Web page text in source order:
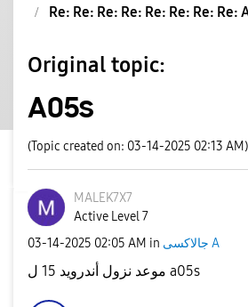
Re: Re: Re: Re: Re: Re: Re: Re:
Original topic:
A05s
(Topic created on: 03-14-2025 02:13 AM)
MALEK7X7
Active Level 7
‎03-14-2025 02:05 AM in جالاكسى A
موعد نزول أندرويد 15 ل a05s